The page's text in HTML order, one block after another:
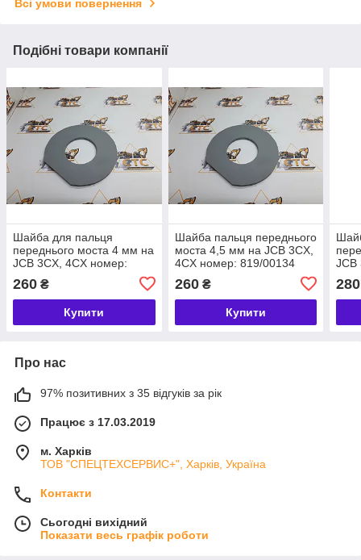
Всі умови повернення
Подібні товари компанії
Шайба для пальця
переднього моста 4 мм на
JCB 3CX, 4CX номер:
260 ₴
Купити
Шайба пальця переднього
моста 4,5 мм на JCB 3CX,
4CX номер: 819/00134
260₴
Купити
JCB
280
Про нас
97% позитивних з 35 відгуків за рік
Працює з 17.03.2019
м. Харків
ТОВ "СПЕЦТЕХСЕРВИС+", Харків, Україна
Контакти
Сьогодні вихідний
Показати весь графік роботи